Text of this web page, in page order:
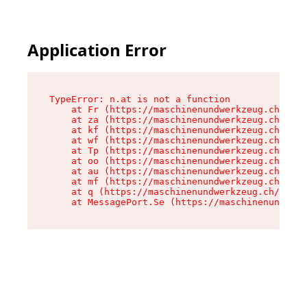
Application Error
TypeError: n.at is not a function
at Fr (https://maschinenundwerkzeug.ch/
at za (https://maschinenundwerkzeug.ch/
at kf (https://maschinenundwerkzeug.ch/
at wf (https://maschinenundwerkzeug.ch/
at Tp (https://maschinenundwerkzeug.ch/
at oo (https://maschinenundwerkzeug.ch/
at au (https://maschinenundwerkzeug.ch/
at mf (https://maschinenundwerkzeug.ch/
at q (https://maschinenundwerkzeug.ch/
at MessagePort.Se (https://